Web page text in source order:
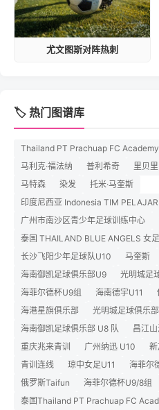
尤文图斯对阵热刺
🏷️ 热门图谱库
Thailand PT Prachuap FC
马利克·福法纳
普利希奇 里贝里
马特森
染发
托米·马奎斯
印度尼西亚 Indonesia TIM
广州市南沙区青少年足球训练中心
泰国 THAILAND BLUE ANGELS 女
长沙飞阳少年足球队U10
马奎斯
海南御凯足球俱乐部U9
光明城足
海菲尔德杯U9组
海南德宇U11
海港星旗俱乐部
光明城足球俱乐
海南御凯足球俱乐部 U8 队
昌江
重庆兆来青训
广州纳迅 U10
青训连线
琼中女足U11 海菲尔
俄罗斯Taifun
海菲尔德杯U9/8组
泰国Thailand PT Prachuap FC